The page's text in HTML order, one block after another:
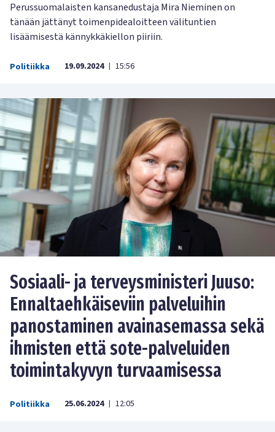
Perussuomalaisten kansanedustaja Mira Nieminen on
tänään jättänyt toimenpidealoitteen välituntien
lisäämisestä kännykkäkiellon piiriin.
Politiikka 19.09.2024 | 15:56
Sosiaali- ja terveysministeri Juuso:
Ennaltaehkäiseviin palveluihin
panostaminen avainasemassa sekä
ihmisten että sote-palveluiden
toimintakyvyn turvaamisessa
Politiikka 25.06.2024 | 12:05